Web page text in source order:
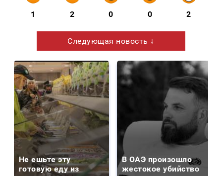
1 2 0 0 2
Следующая новость ↓
Не ешьте эту
готовую еду из
В ОАЭ произошло
жестокое убийство